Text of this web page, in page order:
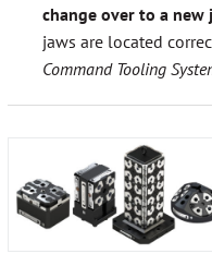
change over to a new
jaws are located
Command Tooling